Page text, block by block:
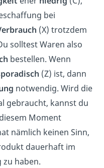
bei
(X) trotzdem
solltest Waren also
bestellen. Wenn
(Z) ist, dann
notwendig. Wird die
gebraucht, kannst du
Moment
nämlich keinen Sinn,
dauerhaft im
zu haben.